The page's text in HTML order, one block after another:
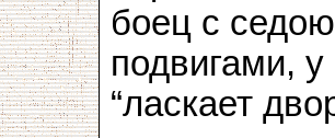
боец с
подвигами,
“ласкает